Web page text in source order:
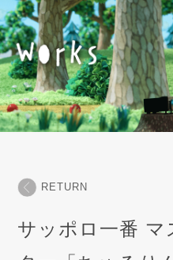
RETURN
サッポロ一番 マ